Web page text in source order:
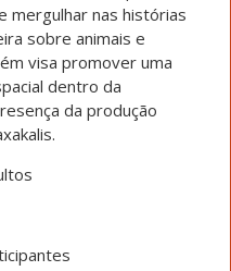
mergulhar nas histórias
sobre animais e
visa promover uma
dentro da
da produção